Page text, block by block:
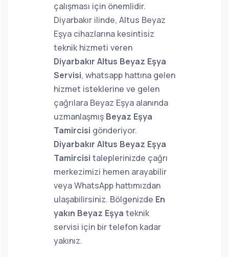
çalışması için önemlidir.
Diyarbakır ilinde, Altus Beyaz
Eşya cihazlarına kesintisiz
teknik hizmeti veren
Diyarbakır Altus Beyaz Eşya
Servisi, whatsapp hattına gelen
hizmet isteklerine ve gelen
çağrılara Beyaz Eşya alanında
uzmanlaşmış Beyaz Eşya
Tamircisi gönderiyor.
Diyarbakır Altus Beyaz Eşya
Tamircisi taleplerinizde çağrı
merkezimizi hemen arayabilir
veya WhatsApp hattımızdan
ulaşabilirsiniz. Bölgenizde En
yakın Beyaz Eşya teknik
servisi için bir telefon kadar
yakınız.